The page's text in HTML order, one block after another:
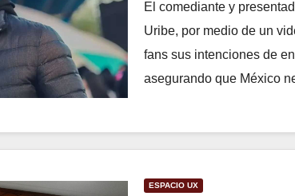
El comediante y
Uribe, por medio de un
fans sus intenciones de
asegurando que México
ESPACIO UX